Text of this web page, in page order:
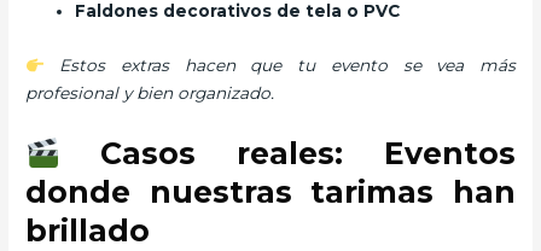
Faldones decorativos de tela o PVC
Estos extras hacen que tu evento se vea más
profesional y bien organizado.
Casos reales: Eventos
donde nuestras tarimas han
brillado